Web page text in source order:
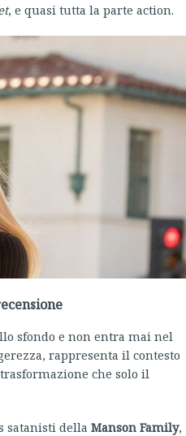
, e quasi tutta la parte action.
sfondo e non entra mai nel
rappresenta il contesto
che solo il
satanisti della Manson Family,